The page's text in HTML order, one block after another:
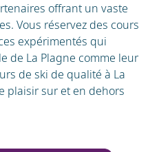
offrant un vaste
Vous réservez des cours
expérimentés qui
de La Plagne comme leur
de ski de qualité à La
plaisir sur et en dehors